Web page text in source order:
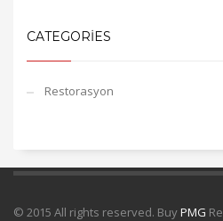
CATEGORIES
Restorasyon
© 2015 All rights reserved. BuyPMG